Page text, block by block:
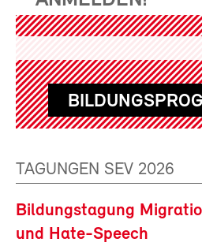
TAGUNGEN SEV 2026
Bildungstagung
und Hate-Speech